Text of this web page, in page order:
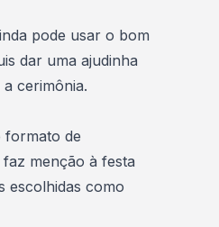
pode usar o bom
dar uma ajudinha
cerimônia.
formato de
menção à festa
escolhidas como